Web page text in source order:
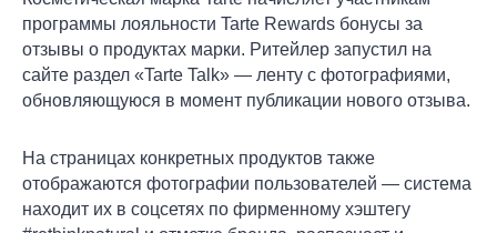
программы лояльности Tarte Rewards бонусы за
отзывы о продуктах марки. Ритейлер запустил на
сайте раздел «Tarte Talk» — ленту с фотографиями,
обновляющуюся в момент публикации нового отзыва.
На страницах конкретных продуктов также
отображаются фотографии пользователей — система
находит их в соцсетях по фирменному хэштегу